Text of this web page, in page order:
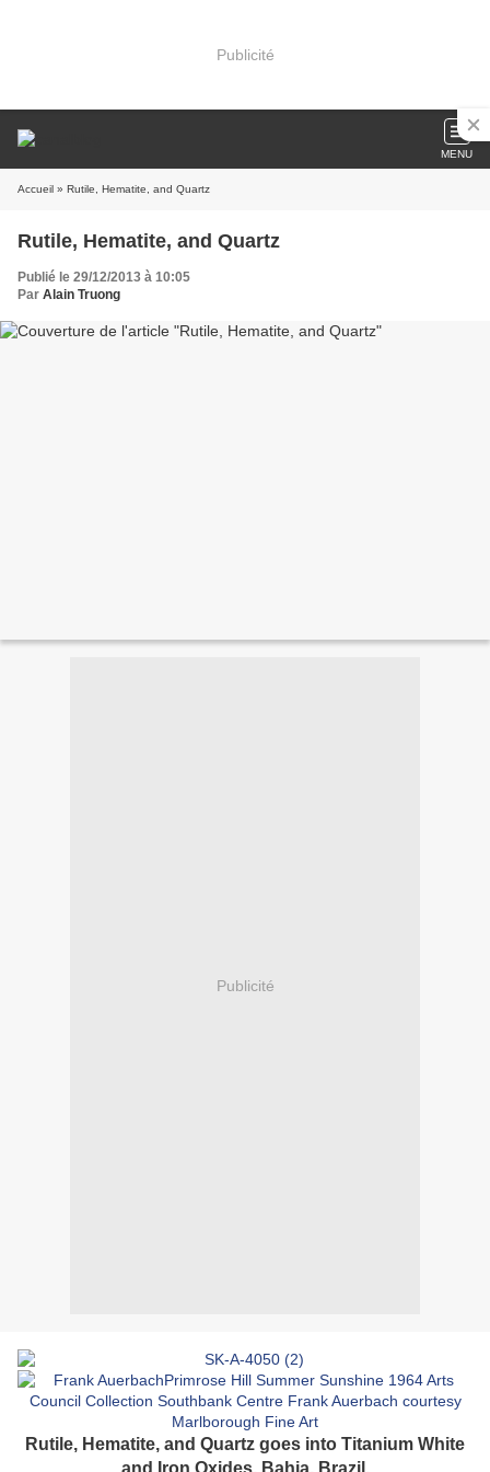
Publicité
MENU
Accueil » Rutile, Hematite, and Quartz
Rutile, Hematite, and Quartz
Publié le 29/12/2013 à 10:05
Par Alain Truong
Publicité
Rutile, Hematite, and Quartz goes into Titanium White